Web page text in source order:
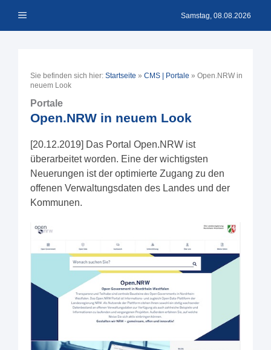
Inhalt Menü Samstag, 08.08.2026
Sie befinden sich hier: Startseite » CMS | Portale » Open.NRW in
neuem Look
Portale
Open.NRW in neuem Look
[20.12.2019] Das Portal Open.NRW ist
überarbeitet worden. Eine der wichtigsten
Neuerungen ist der optimierte Zugang zu den
offenen Verwaltungsdaten des Landes und der
Kommunen.